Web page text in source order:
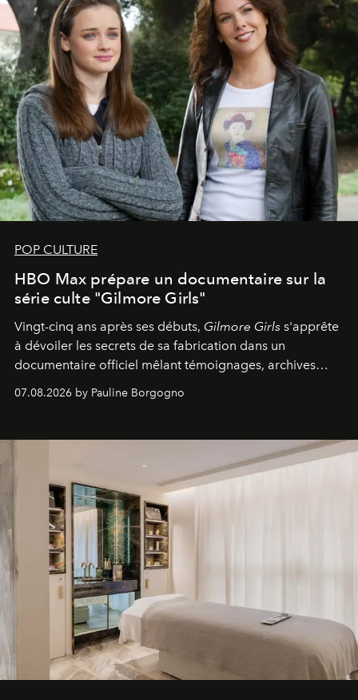
POP CULTURE
HBO Max prépare un documentaire sur la
série culte "Gilmore Girls"
Vingt-cinq ans après ses débuts, Gilmore Girls s'apprête
à dévoiler les secrets de sa fabrication dans un
documentaire officiel mêlant témoignages, archives
inédites et plongée dans les coulisses d'un phénomène
générationnel.
07.08.2026 by Pauline Borgogno